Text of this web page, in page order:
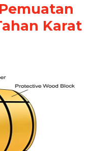
Karat